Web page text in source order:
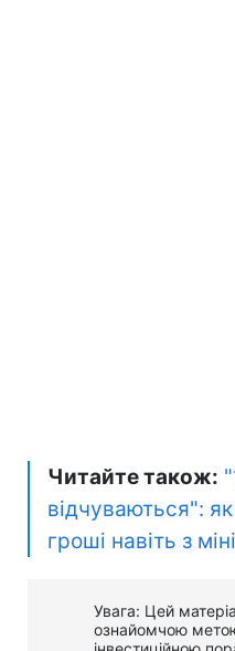
Читайте також:
відчуваються":
гроші навіть з
Увага: Цей
ознайомчою